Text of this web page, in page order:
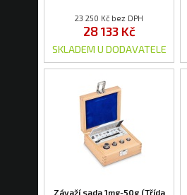
23 250 Kč bez DPH
28 133 Kč
SKLADEM U DODAVATELE
Závaží sada 1mg-50g (Třída